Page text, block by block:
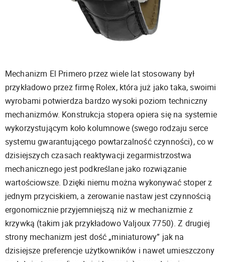
Mechanizm El Primero przez wiele lat stosowany był
przykładowo przez firmę Rolex, która już jako taka, swoimi
wyrobami potwierdza bardzo wysoki poziom techniczny
mechanizmów. Konstrukcja stopera opiera się na systemie
wykorzystującym koło kolumnowe (swego rodzaju serce
systemu gwarantującego powtarzalność czynności), co w
dzisiejszych czasach reaktywacji zegarmistrzostwa
mechanicznego jest podkreślane jako rozwiązanie
wartościowsze. Dzięki niemu można wykonywać stoper z
jednym przyciskiem, a zerowanie nastaw jest czynnością
ergonomicznie przyjemniejszą niż w mechanizmie z
krzywką (takim jak przykładowo Valjoux 7750). Z drugiej
strony mechanizm jest dość „miniaturowy” jak na
dzisiejsze preferencje użytkowników i nawet umieszczony